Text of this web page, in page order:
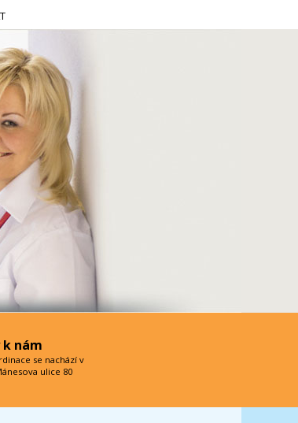
k nám
se nachází v
ulice 80